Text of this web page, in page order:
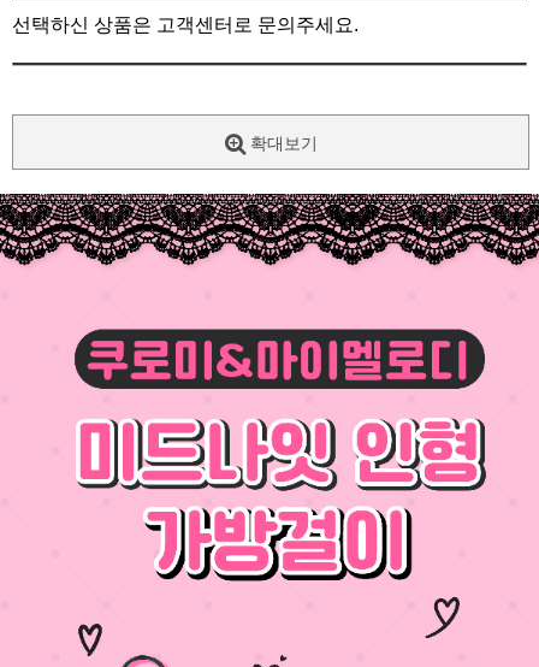
선택하신 상품은 고객센터로 문의주세요.
확대보기